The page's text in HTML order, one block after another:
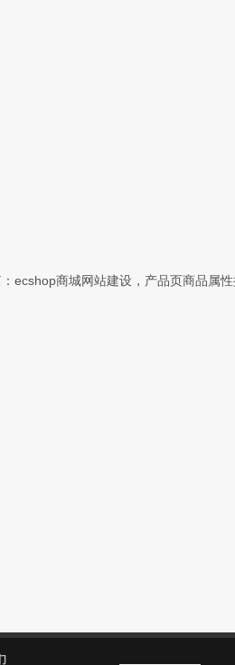
ecshop商城网站建设，产品页商品属